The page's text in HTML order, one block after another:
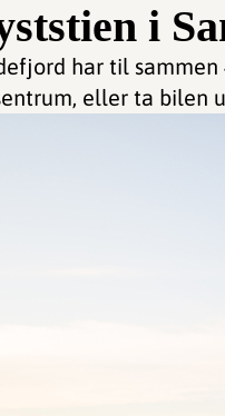
i
har til
eller ta bilen